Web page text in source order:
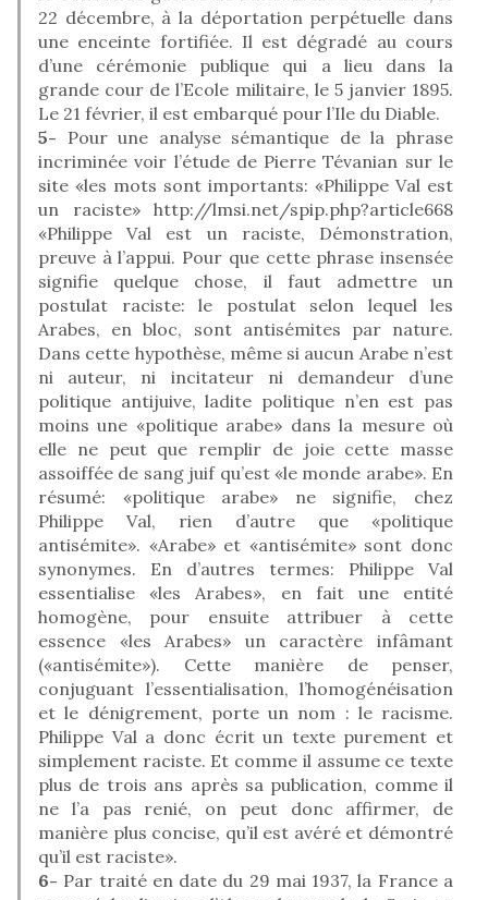
22 décembre, à la déportation perpétuelle dans
une enceinte fortifiée. Il est dégradé au cours
d’une cérémonie publique qui a lieu dans la
grande cour de l’Ecole militaire, le 5 janvier 1895.
Le 21 février, il est embarqué pour l’Ile du Diable.
5- Pour une analyse sémantique de la phrase
incriminée voir l’étude de Pierre Tévanian sur le
site «les mots sont importants: «Philippe Val est
un raciste» http://lmsi.net/spip.php?article668
«Philippe Val est un raciste, Démonstration,
preuve à l’appui. Pour que cette phrase insensée
signifie quelque chose, il faut admettre un
postulat raciste: le postulat selon lequel les
Arabes, en bloc, sont antisémites par nature.
Dans cette hypothèse, même si aucun Arabe n’est
ni auteur, ni incitateur ni demandeur d’une
politique antijuive, ladite politique n’en est pas
moins une «politique arabe» dans la mesure où
elle ne peut que remplir de joie cette masse
assoiffée de sang juif qu’est «le monde arabe». En
résumé: «politique arabe» ne signifie, chez
Philippe Val, rien d’autre que «politique
antisémite». «Arabe» et «antisémite» sont donc
synonymes. En d’autres termes: Philippe Val
essentialise «les Arabes», en fait une entité
homogène, pour ensuite attribuer à cette
essence «les Arabes» un caractère infâmant
(«antisémite»). Cette manière de penser,
conjuguant l’essentialisation, l’homogénéisation
et le dénigrement, porte un nom : le racisme.
Philippe Val a donc écrit un texte purement et
simplement raciste. Et comme il assume ce texte
plus de trois ans après sa publication, comme il
ne l’a pas renié, on peut donc affirmer, de
manière plus concise, qu’il est avéré et démontré
qu’il est raciste».
6- Par traité en date du 29 mai 1937, la France a